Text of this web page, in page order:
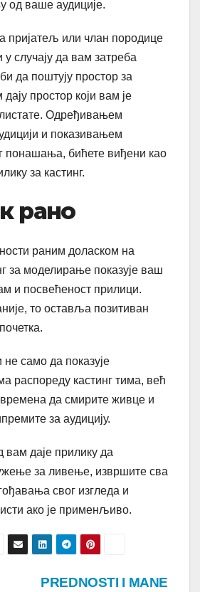
од ваше аудиције.
пријатељ или члан породице
у случају да вам затреба
да поштују простор за
простор који вам је
Одређивањем
и показивањем
понашања, бићете виђени као
за кастинг.
рано
раним доласком на
за моделирање показује ваш
и посвећеност прилици.
то оставља позитиван
само да показује
распореду кастинг тима, већ
времена да смирите живце и
за аудицију.
вам даје прилику да
за ливење, извршите сва
свог изгледа и
ако је применљиво.
PREDNOSTI I MANE